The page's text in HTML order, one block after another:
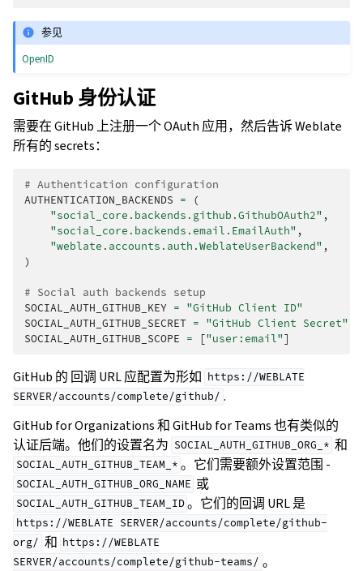
参见
OpenID
GitHub 身份认证
需要在 GitHub 上注册一个 OAuth 应用，然后告诉 Weblate
所有的 secrets：
# Authentication configuration
AUTHENTICATION_BACKENDS =
(
"social_core.backends.github.GithubOAuth2" ,
"social_core.backends.email.EmailAuth" ,
"weblate.accounts.auth.WeblateUserBackend" ,
)
# Social auth backends setup
SOCIAL_AUTH_GITHUB_KEY = "GitHub Client ID"
SOCIAL_AUTH_GITHUB_SECRET = "GitHub Client Secret"
SOCIAL_AUTH_GITHUB_SCOPE = ["user:email"]
GitHub 的 回调 URL 应配置为形如 https://WEBLATE
SERVER/accounts/complete/github/ .
GitHub for Organizations 和 GitHub for Teams 也有类似的
认证后端。他们的设置名为 SOCIAL_AUTH_GITHUB_ORG_* 和
SOCIAL_AUTH_GITHUB_TEAM_* 。它们需要额外设置范围 -
SOCIAL_AUTH_GITHUB_ORG_NAME 或
SOCIAL_AUTH_GITHUB_TEAM_ID 。它们的回调 URL 是
https://WEBLATE SERVER/accounts/complete/github-
org/ 和 https://WEBLATE
SERVER/accounts/complete/github-teams/ 。